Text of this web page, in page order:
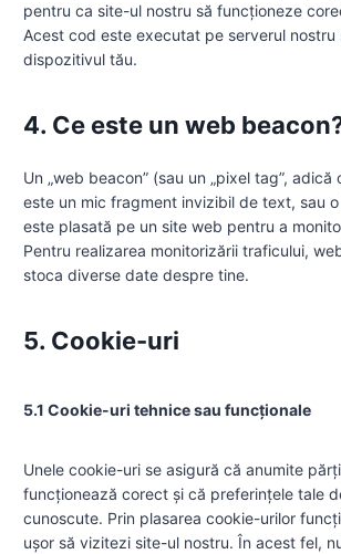
pentru ca site-ul nostru să funcționeze
Acest cod este executat pe serverul nostru
dispozitivul tău.
4. Ce este un web
Un „web beacon” (sau un „pixel tag”,
este un mic fragment invizibil de text, sau
este plasată pe un site web pentru a
Pentru realizarea monitorizării traficului,
stoca diverse date despre tine.
5. Cookie-uri
5.1 Cookie-uri tehnice sau funcționale
Unele cookie-uri se asigură că anumite
funcționează corect și că preferințele tale
cunoscute. Prin plasarea cookie-urilor
ușor să vizitezi site-ul nostru. În acest fel,